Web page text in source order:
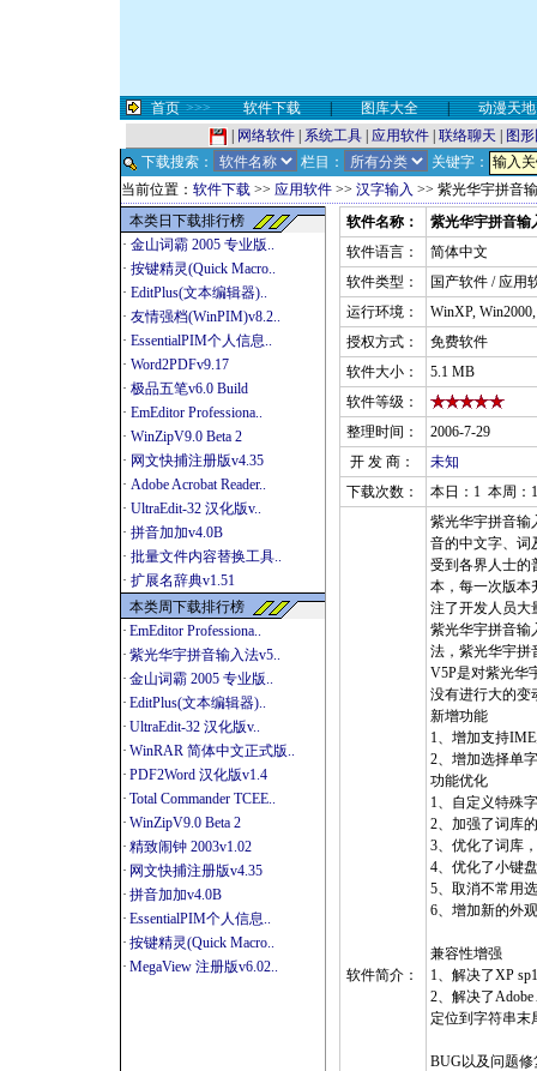
首页 >>> 软件下载 | 图库大全 |
动漫天地
网络软件 系统工具 应用软件 联络聊天
图
下载搜索：
栏目：
关键字：
当前位置： 软件下载 >> 应用软件 >> 汉字输入 >> 紫光华宇拼音
本类日下载排行榜
· 金山词霸 2005 专业版..
· 按键精灵(Quick Macro..
· EditPlus(文本编辑器)..
· 友情强档(WinPIM)v8.2..
· EssentialPIM个人信息..
· Word2PDFv9.17
· 极品五笔v6.0 Build
· EmEditor Professiona..
· WinZipV9.0 Beta 2
· 网文快捕注册版v4.35
· Adobe Acrobat Reader..
· UltraEdit-32 汉化版v..
· 拼音加加v4.0B
· 批量文件内容替换工具..
· 扩展名辞典v1.51
本类周下载排行榜
· EmEditor Professiona..
· 紫光华宇拼音输入法v5..
· 金山词霸 2005 专业版..
· EditPlus(文本编辑器)..
· UltraEdit-32 汉化版v..
· WinRAR 简体中文正式版..
· PDF2Word 汉化版v1.4
· Total Commander TCEE..
· WinZipV9.0 Beta 2
· 精致闹钟 2003v1.02
· 网文快捕注册版v4.35
· 拼音加加v4.0B
· EssentialPIM个人信息..
· 按键精灵(Quick Macro..
· MegaView 注册版v6.02..
软件名称：
紫光华宇拼音输
软件语言：
简体中文
软件类型：
国产软件 / 应用
运行环境：
WinXP,
授权方式：
免费软件
软件大小：
5.1 MB
软件等级：
整理时间：
2006-7-29
开 发 商：
未知
下载次数：
本日：1 本周：
软件简介：
紫光华宇拼音输
音的中文字、词
受到各界人士的
本，每一次版本
注了开发人员大
紫光华宇拼音输
法，紫光华宇拼
V5P是对紫光华
没有进行大的变
新增功能
1、增加支持
2、增加选择单
功能优化
1、自定义特殊
2、加强了词库
3、优化了词库
4、优化了小键
5、取消不常用
6、增加新的外
兼容性增强
1、解决了XP
2、解决了
定位到字符串末
BUG以及问题修